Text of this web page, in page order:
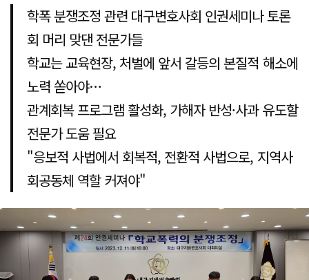
학폭 분쟁조정 관련 대구변호사회 인권세미나 토론
회 머리 맞댄 전문가들
학교는 교육현장, 처벌에 앞서 갈등의 본질적 해소에
노력 쏟아야…
관계회복 프로그램 활성화, 가해자 반성·사과 유도할
전문가 도움 필요
"응보적 사법에서 회복적, 전환적 사법으로, 지역사
회공동체 역할 커져야"